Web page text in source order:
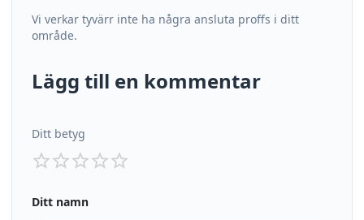
Vi verkar tyvärr inte ha några ansluta proffs i ditt
område.
Lägg till en kommentar
Ditt betyg
Ditt namn